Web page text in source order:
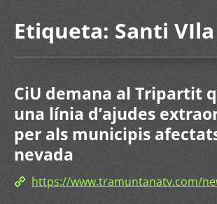
Etiqueta: Santi VIla
CiU demana al Tripartit
una línia d’ajudes
per als municipis
nevada
https://www.tramuntanatv.com/